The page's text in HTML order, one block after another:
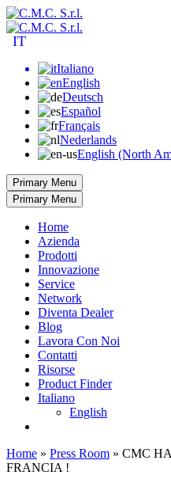
IT
Italiano
English
Deutsch
Español
Français
Nederlands
English (North
Primary Menu
Primary Menu
Home
Azienda
Prodotti
Innovazione
Service
Network
Diventa Dealer
Blog
Lavora Con Noi
Contatti
Risorse
Product Finder
Italiano
English
Home » Press Room » CMC
FRANCIA !